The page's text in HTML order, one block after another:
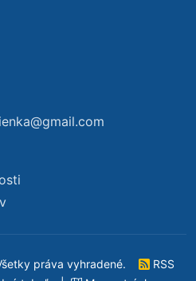
práva vyhradené.
RSS